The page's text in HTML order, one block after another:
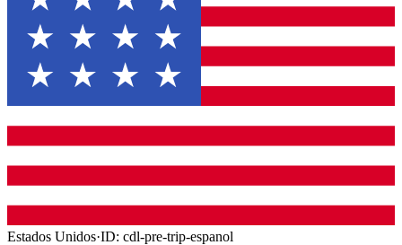
Estados Unidos·ID: cdl-pre-trip-espanol